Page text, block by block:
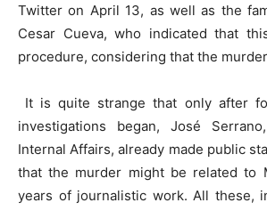
Twitter on April 13, as well as the
Cesar Cueva, who indicated that
procedure, considering that the
It is quite strange that only after
investigations began, José
Internal Affairs, already made public
that the murder might be related to
years of journalistic work. All these,